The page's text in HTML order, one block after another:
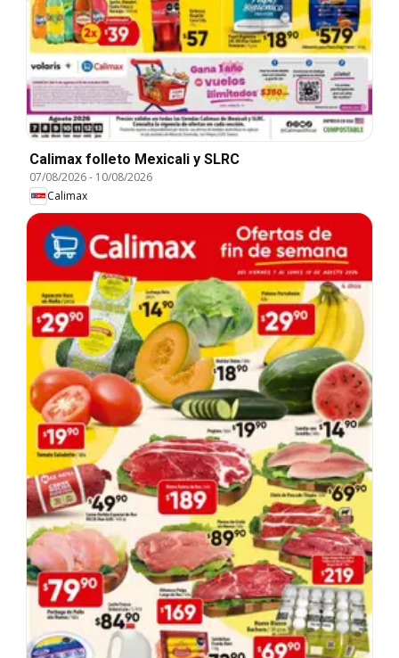
Calimax folleto Mexicali y SLRC
07/08/2026- 10/08/2026
Calimax